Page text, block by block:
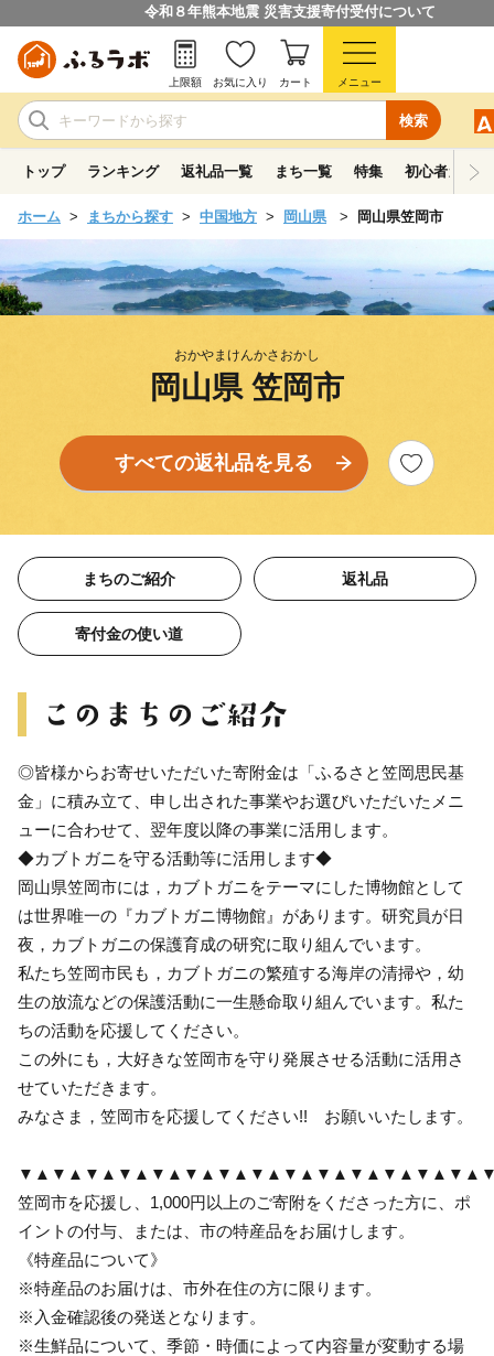
令和８年熊本地震 災害支援寄付受付について
検索
上限額 お気に入り カート メニュー
トップ ランキング 返礼品一覧 まち一覧 特集 初心者ガイド
ホーム まちから探す 中国地方 岡山県 岡山県笠岡市
おかやまけんかさおかし
岡山県 笠岡市
すべての返礼品を見る
まちのご紹介 返礼品
寄付金の使い道
◎皆様からお寄せいただいた寄附金は「ふるさと笠岡思民基
金」に積み立て、申し出された事業やお選びいただいたメニ
ューに合わせて、翌年度以降の事業に活用します。
◆カブトガニを守る活動等に活用します◆
岡山県笠岡市には，カブトガニをテーマにした博物館として
は世界唯一の『カブトガニ博物館』があります。研究員が日
夜，カブトガニの保護育成の研究に取り組んでいます。
私たち笠岡市民も，カブトガニの繁殖する海岸の清掃や，幼
生の放流などの保護活動に一生懸命取り組んでいます。私た
ちの活動を応援してください。
この外にも，大好きな笠岡市を守り発展させる活動に活用さ
せていただきます。
みなさま，笠岡市を応援してください!! お願いいたします。
笠岡市を応援し、1,000円以上のご寄附をくださった方に、ポ
イントの付与、または、市の特産品をお届けします。
《特産品について》
※特産品のお届けは、市外在住の方に限ります。
※入金確認後の発送となります。
※生鮮品について、季節・時価によって内容量が変動する場